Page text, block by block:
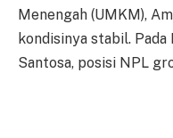
Menengah (UMKM),
kondisinya stabil.
Santosa, posisi NPL